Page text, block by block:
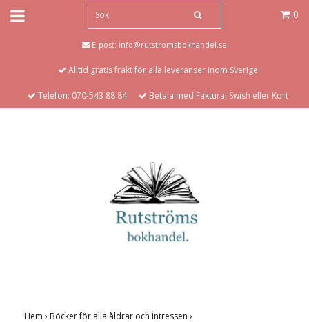
0
E-post: info@rutstromsbokhandel.se
Alltid gratis frakt för alla leveranser inom Sverige
Telefon: 070-543 88 84 Betala med Faktura, Swish eller Kort
Hem › Böcker för alla åldrar och intressen ›